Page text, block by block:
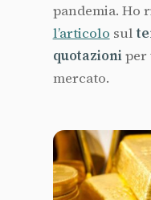
pandemia. Ho
l’articolo sul
quotazioniper
mercato.